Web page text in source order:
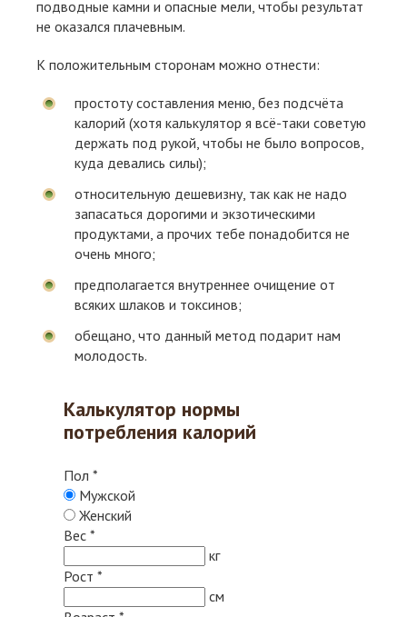
подводные камни и опасные мели, чтобы результат
не оказался плачевным.
К положительным сторонам можно отнести:
простоту составления меню, без подсчёта
калорий (хотя калькулятор я всё-таки советую
держать под рукой, чтобы не было вопросов,
куда девались силы);
относительную дешевизну, так как не надо
запасаться дорогими и экзотическими
продуктами, а прочих тебе понадобится не
очень много;
предполагается внутреннее очищение от
всяких шлаков и токсинов;
обещано, что данный метод подарит нам
молодость.
Калькулятор нормы
потребления калорий
Пол *
Мужской
Женский
Вес *
кг
Рост *
см